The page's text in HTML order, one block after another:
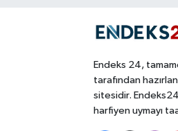
Endeks 24,
tarafından
sitesidir.
harfiyen uymayı